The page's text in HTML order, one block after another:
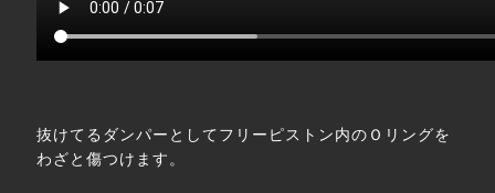
抜けてるダンパーとしてフリーピストン内のＯリングを
わざと傷つけます。